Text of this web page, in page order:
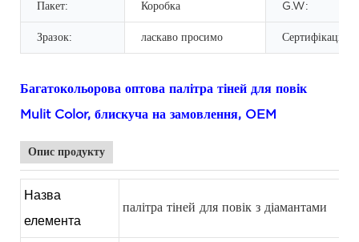
Пакет: Коробка G.W:
Зразок: ласкаво просимо Сертифікація:
Багатокольорова оптова палітра тіней для повік
Mulit Color, блискуча на замовлення, OEM
Опис продукту
Назва
елемента
палітра тіней для повік з діамантами